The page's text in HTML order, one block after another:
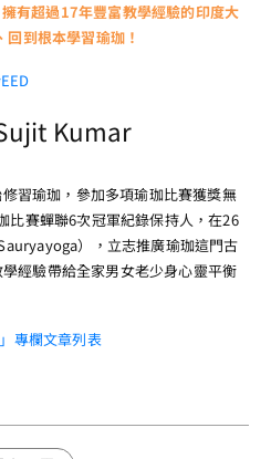
有超過17年豐富教學經驗的印度大
到根本學習瑜珈！
Kumar
習瑜珈，參加多項瑜珈比賽獲獎無
賽蟬聯6次冠軍紀錄保持人，在26
），立志推廣瑜珈這門古
經驗帶給全家男女老少身心靈平衡
專欄文章列表